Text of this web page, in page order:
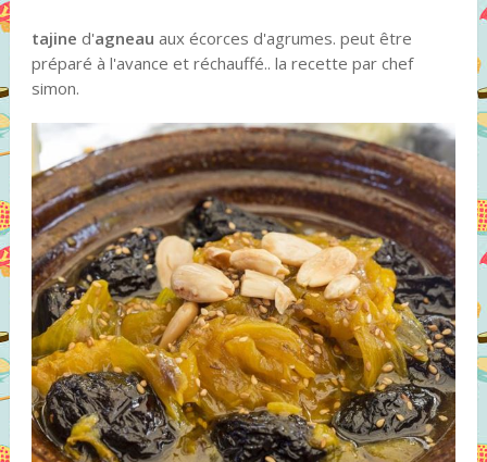
tajine d'agneau aux écorces d'agrumes. peut être
préparé à l'avance et réchauffé.. la recette par chef
simon.